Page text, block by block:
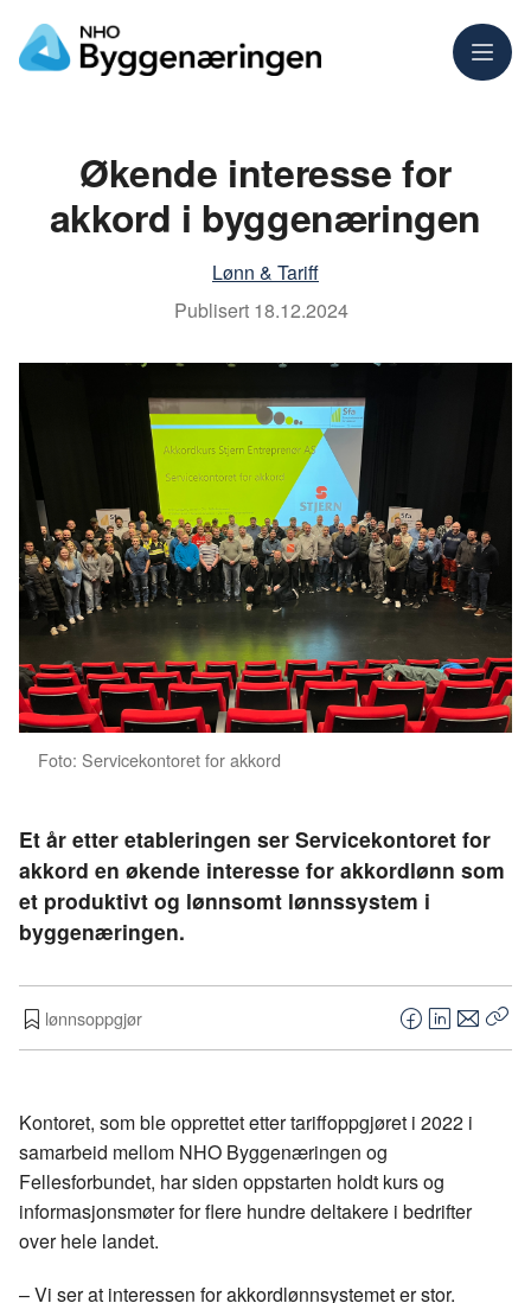
Meny
Økende interesse for
akkord i byggenæringen
Lønn & Tariff
Publisert 18.12.2024
Foto: Servicekontoret for akkord
Et år etter etableringen ser Servicekontoret for
akkord en økende interesse for akkordlønn som
et produktivt og lønnsomt lønnssystem i
byggenæringen.
lønnsoppgjør
F
a
e
o
o
L
i
k
d
E
-
o
Kontoret, som ble opprettet etter tariffoppgjøret i 2022 i
samarbeid mellom NHO Byggenæringen og
Fellesforbundet, har siden oppstarten holdt kurs og
informasjonsmøter for flere hundre deltakere i bedrifter
over hele landet.
– Vi ser at interessen for akkordlønnsystemet er stor.